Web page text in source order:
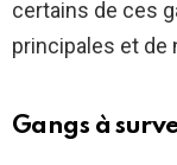
certains de ces
principales et
Gangs à